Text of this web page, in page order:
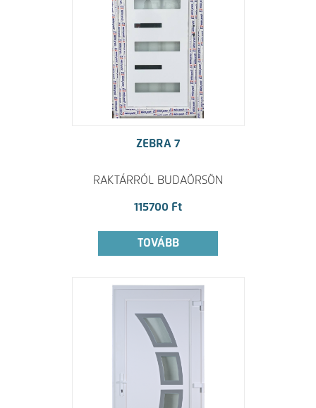
ZEBRA 7
RAKTÁRRÓL BUDAÖRSÖN
115700 Ft
TOVÁBB